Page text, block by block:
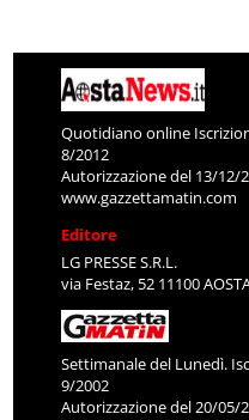
Quotidiano online
8/2012
Autorizzazione del 13/12/
www.gazzettamatin.com
Editore
LG PRESSE S.R.L.
via Festaz, 52 11100
Settimanale del Lunedì.
9/2002
Autorizzazione del 20/05/